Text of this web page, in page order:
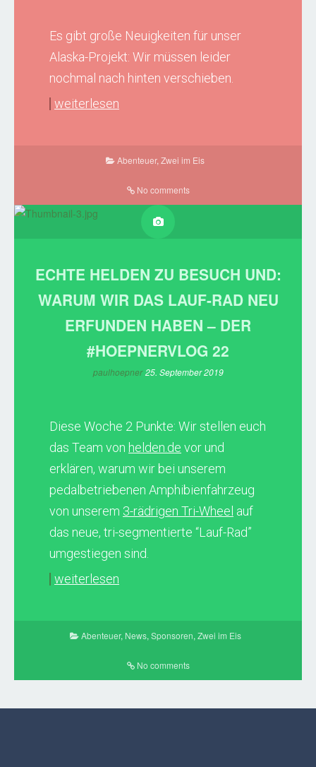
Es gibt große Neuigkeiten für unser
Alaska-Projekt: Wir müssen leider
nochmal nach hinten verschieben.
weiterlesen
Abenteuer, Zwei im Eis
No comments
ECHTE HELDEN ZU BESUCH UND:
WARUM WIR DAS LAUF-RAD NEU
ERFUNDEN HABEN – DER
#HOEPNERVLOG 22
paulhoepner 25. September 2019
Diese Woche 2 Punkte: Wir stellen euch
das Team von helden.de vor und
erklären, warum wir bei unserem
pedalbetriebenen Amphibienfahrzeug
von unserem 3-rädrigen Tri-Wheel auf
das neue, tri-segmentierte “Lauf-Rad”
umgestiegen sind.
weiterlesen
Abenteuer, News, Sponsoren, Zwei im Eis
No comments